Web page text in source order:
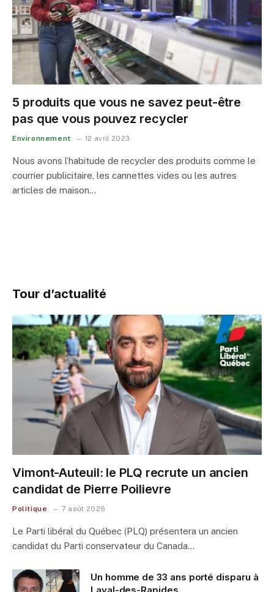
5 produits que vous ne savez peut-être
pas que vous pouvez recycler
Environnement 12 avril 2023
Nous avons l’habitude de recycler des produits comme le
courrier publicitaire, les cannettes vides ou les autres
articles de maison…
Tour d’actualité
Vimont-Auteuil: le PLQ recrute un ancien
candidat de Pierre Poilievre
Politique 7 août 2026
Le Parti libéral du Québec (PLQ) présentera un ancien
candidat du Parti conservateur du Canada…
Un homme de 33 ans porté disparu à